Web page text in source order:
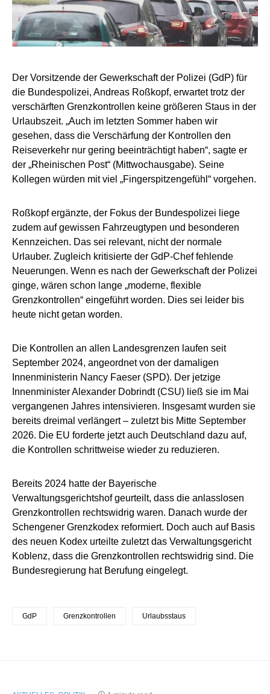
Der Vorsitzende der Gewerkschaft der Polizei (GdP) für
die Bundespolizei, Andreas Roßkopf, erwartet trotz der
verschärften Grenzkontrollen keine größeren Staus in der
Urlaubszeit. „Auch im letzten Sommer haben wir
gesehen, dass die Verschärfung der Kontrollen den
Reiseverkehr nur gering beeinträchtigt haben“, sagte er
der „Rheinischen Post“ (Mittwochausgabe). Seine
Kollegen würden mit viel „Fingerspitzengefühl“ vorgehen.
Roßkopf ergänzte, der Fokus der Bundespolizei liege
zudem auf gewissen Fahrzeugtypen und besonderen
Kennzeichen. Das sei relevant, nicht der normale
Urlauber. Zugleich kritisierte der GdP-Chef fehlende
Neuerungen. Wenn es nach der Gewerkschaft der Polizei
ginge, wären schon lange „moderne, flexible
Grenzkontrollen“ eingeführt worden. Dies sei leider bis
heute nicht getan worden.
Die Kontrollen an allen Landesgrenzen laufen seit
September 2024, angeordnet von der damaligen
Innenministerin Nancy Faeser (SPD). Der jetzige
Innenminister Alexander Dobrindt (CSU) ließ sie im Mai
vergangenen Jahres intensivieren. Insgesamt wurden sie
bereits dreimal verlängert – zuletzt bis Mitte September
2026. Die EU forderte jetzt auch Deutschland dazu auf,
die Kontrollen schrittweise wieder zu reduzieren.
Bereits 2024 hatte der Bayerische
Verwaltungsgerichtshof geurteilt, dass die anlasslosen
Grenzkontrollen rechtswidrig waren. Danach wurde der
Schengener Grenzkodex reformiert. Doch auch auf Basis
des neuen Kodex urteilte zuletzt das Verwaltungsgericht
Koblenz, dass die Grenzkontrollen rechtswidrig sind. Die
Bundesregierung hat Berufung eingelegt.
GdP Grenzkontrollen Urlaubsstaus